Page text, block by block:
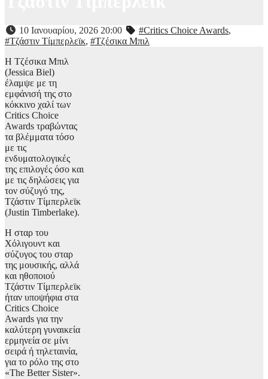
10 Ιανουαρίου, 2026 20:00 #Critics Choice Awards,
#Τζάστιν Τίμπερλεϊκ, #Τζέσικα Μπιλ
Η Τζέσικα Μπιλ
(Jessica Biel)
έλαμψε με τη
εμφάνισή της στο
κόκκινο χαλί των
Critics Choice
Awards τραβώντας
τα βλέμματα τόσο
με τις
ενδυματολογικές
της επιλογές όσο και
με τις δηλώσεις για
τον σύζυγό της,
Τζάστιν Τίμπερλεϊκ
(Justin Timberlake).
Η σταρ του
Χόλιγουντ και
σύζυγος του σταρ
της μουσικής, αλλά
και ηθοποιού
Τζάστιν Τίμπερλεϊκ
ήταν υποψήφια στα
Critics Choice
Awards για την
καλύτερη γυναικεία
ερμηνεία σε μίνι
σειρά ή τηλεταινία,
για το ρόλο της στο
«The Better Sister».